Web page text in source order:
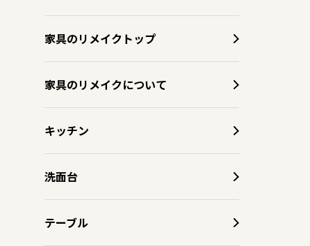
家具のリメイクトップ
家具のリメイクについて
キッチン
洗面台
テーブル